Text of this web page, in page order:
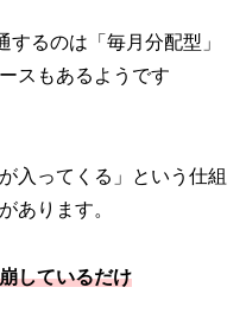
るのは「毎月分配型」
スもあるようです
入ってくる」という仕組
あります。
しているだけ